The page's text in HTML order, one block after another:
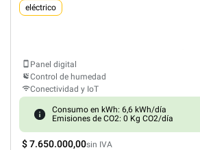
eléctrico
Panel digital
Control de humedad
Conectividad y IoT
Consumo en kWh: 6,6 kWh/día
Emisiones de CO2: 0 Kg CO2/día
$ 7.650.000,00sin IVA